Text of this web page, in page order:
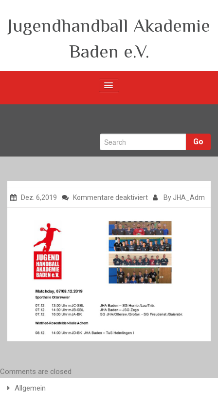
Jugendhandball Akademie
Baden e.V.
Berichte
Go
Dez. 6,2019 Kommentare deaktiviertfür By JHA_Adm
Comments are closed
Allgemein